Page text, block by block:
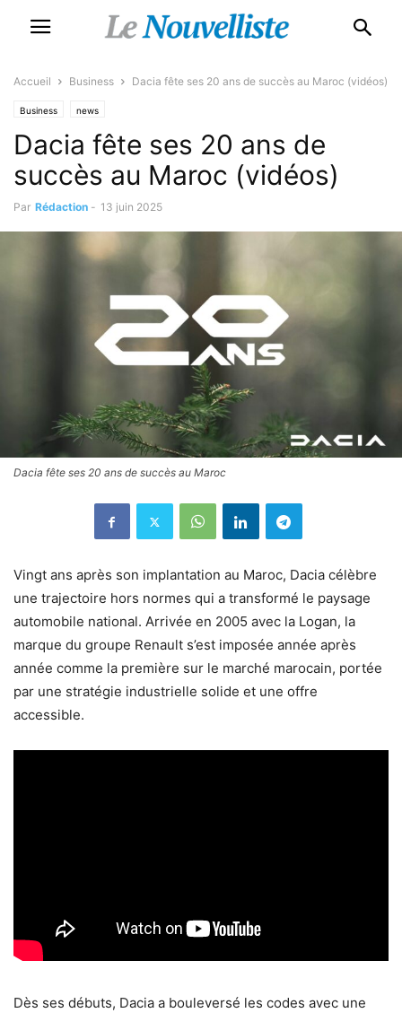
Accueil Business Dacia fête ses 20 ans de succès au Maroc (vidéos)
Business news
Dacia fête ses 20 ans de
succès au Maroc (vidéos)
Par Rédaction - 13 juin 2025
Dacia fête ses 20 ans de succès au Maroc
Vingt ans après son implantation au Maroc, Dacia célèbre
une trajectoire hors normes qui a transformé le paysage
automobile national. Arrivée en 2005 avec la Logan, la
marque du groupe Renault s’est imposée année après
année comme la première sur le marché marocain, portée
par une stratégie industrielle solide et une offre
accessible.
Dès ses débuts, Dacia a bouleversé les codes avec une